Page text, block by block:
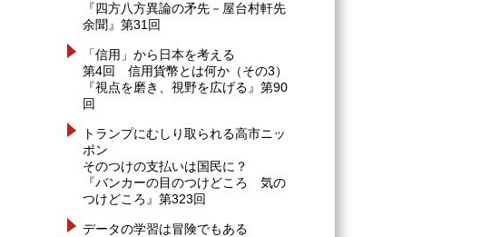
『四方八方異論の矛先－屋台村軒先
余聞』第31回
「信用」から日本を考える
第4回 信用貨幣とは何か（その3）
『視点を磨き、視野を広げる』第90
回
トランプにむしり取られる高市ニッ
ポン
そのつけの支払いは国民に？
『バンカーの目のつけどころ 気の
つけどころ』第323回
データの学習は冒険でもある